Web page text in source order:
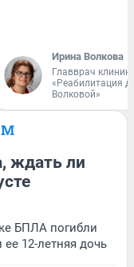
Ирина Волкова
Главврач
«Реабилитация
Волковой»
ждать ли
БПЛА погибли
12-летняя дочь